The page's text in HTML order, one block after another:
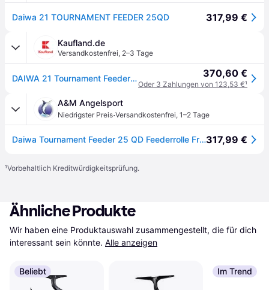
Daiwa 21 TOURNAMENT FEEDER 25QD 317,99 €
Kaufland.de
Versandkostenfrei, 2–3 Tage
DAIWA 21 Tournament Feeder 25 QD, Beidhändig, Weitwurf Angelrolle, Frontbremse, 10924-025 370,60 €
Oder 3 Zahlungen von 123,53 €¹
A&M Angelsport
Niedrigster Preis·Versandkostenfrei, 1–2 Tage
Daiwa Tournament Feeder 25 QD Feederrolle Frontbremsrolle317,99 €
¹Vorbehaltlich Kreditwürdigkeitsprüfung.
Ähnliche Produkte
Wir haben eine Produktauswahl zusammengestellt, die für dich
interessant sein könnte. Alle anzeigen
Beliebt Im Trend